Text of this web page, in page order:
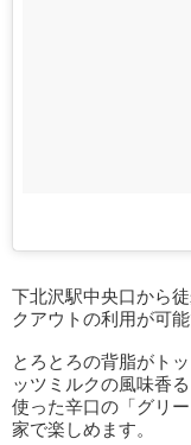
下北沢駅中央口から
クアウトの利用が可能
とろとろの背脂がト
ッツミルクの風味香
使った辛口の「グリ
家で楽しめます。